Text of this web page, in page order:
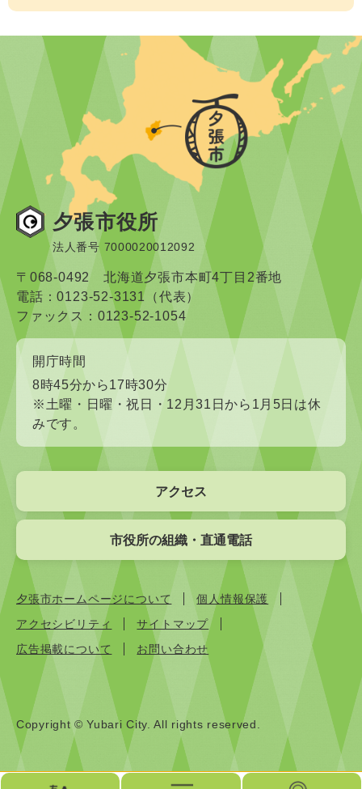
夕張市役所
法人番号 7000020012092
〒068-0492 北海道夕張市本町4丁目2番地
電話：0123-52-3131（代表）
ファックス：0123-52-1054
開庁時間
8時45分から17時30分
※土曜・日曜・祝日・12月31日から1月5日は休
みです。
アクセス
市役所の組織・直通電話
夕張市ホームページについて
個人情報保護
アクセシビリティ
サイトマップ
広告掲載について
お問い合わせ
Copyright © Yubari City. All rights reserved.